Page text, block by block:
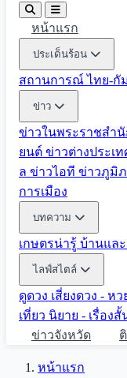
หน้าแรก
ประเด็นร้อน
สถานการณ์ ไทย-กั
ข่าว
ข่าวในพระราชสำนั
ยนต์ ข่าวต่างประเท
ล ข่าวไอที ข่าวภูมิ
การเมือง
บทความ
เกษตรน่ารู้ บ้านแล
ไลฟ์สไตล์
ดูดวง เสี่ยงดวง - หว
เที่ยว นิยาย - เรื่องสั้
ข่าวจังหวัด
หน้าแรก